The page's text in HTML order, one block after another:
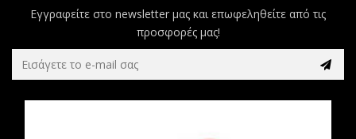
Εγγραφείτε στο newsletter μας και επωφεληθείτε από τις
προσφορές μας!